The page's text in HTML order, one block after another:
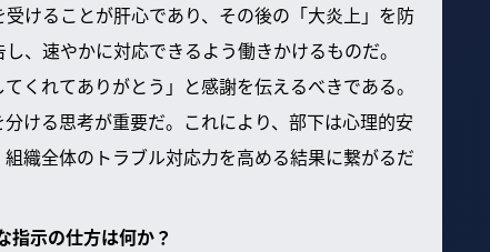
けることが肝心であり、その後の「大炎上」を防
、速やかに対応できるよう働きかけるものだ。
くれてありがとう」と感謝を伝えるべきである。
ける思考が重要だ。これにより、部下は心理的安
織全体のトラブル対応力を高める結果に繋がるだ
指示の仕方は何か？